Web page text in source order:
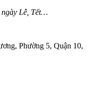
ngày Lễ, Tết…
Phường 5, Quận 10,